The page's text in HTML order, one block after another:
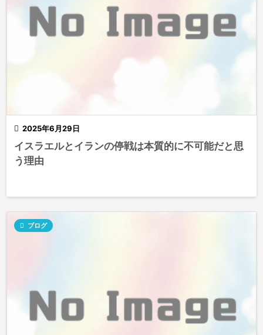
 2025年6月29日
イスラエルとイランの停戦は本質的に不可能だと思
う理由
 ブログ